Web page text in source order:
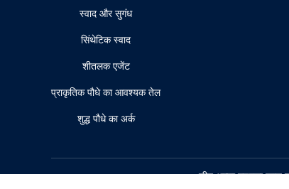
स्वाद और सुगंध
सिंथेटिक स्वाद
शीतलक एजेंट
प्राकृतिक पौधे का आवश्यक तेल
शुद्ध पौधे का अर्क
चीन अच्छा गुणवत्ता